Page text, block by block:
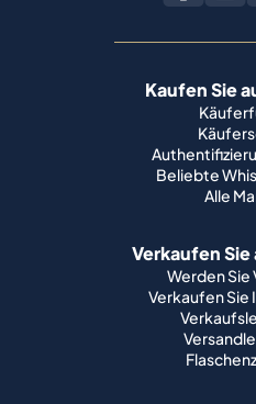
Kaufen Sie
Beliebte
Alle
Verkaufen
Werden Sie
Verkaufen Sie